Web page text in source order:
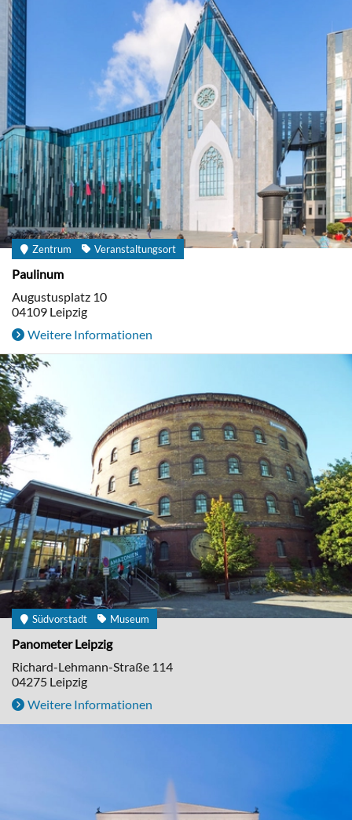
Zentrum Veranstaltungsort
Paulinum
Augustusplatz 10
04109 Leipzig
Weitere Informationen
Südvorstadt Museum
Panometer Leipzig
Richard-Lehmann-Straße 114
04275 Leipzig
Weitere Informationen